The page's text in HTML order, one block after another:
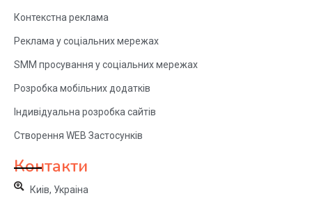
Контекстна реклама
Реклама у соціальних мережах
SMM просування у соціальних мережах
Розробка мобільних додатків
Індивідуальна розробка сайтів
Створення WEB Застосунків
Контакти
Киів, Украіна